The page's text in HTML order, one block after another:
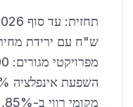
ש"ח עם ירידת
מקומי רווי ב-85%, יבוא 15% מסין.